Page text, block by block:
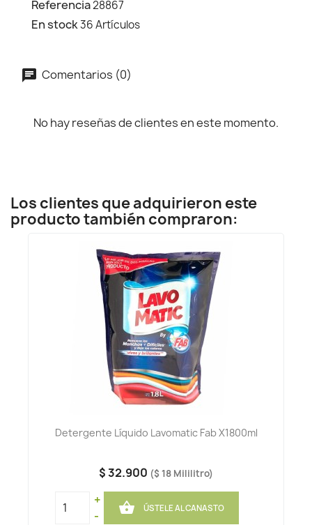
Referencia28867
En stock36 Artículos
Comentarios (0)
No hay reseñas de clientes en este momento.
Los clientes que adquirieron este
producto también compraron:
Detergente Líquido Lavomatic Fab X1800ml
$ 32.900 ($ 18 Mililitro)
+
-
 ÚSTELE AL CANASTO